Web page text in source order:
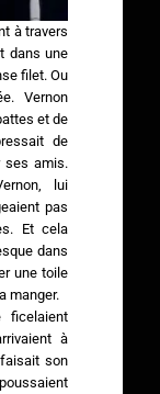
à travers
dans une
filet. Ou
Vernon
et de
de
ses amis.
lui
pas
Et cela
dans
une toile
manger.
ficelaient
à
son